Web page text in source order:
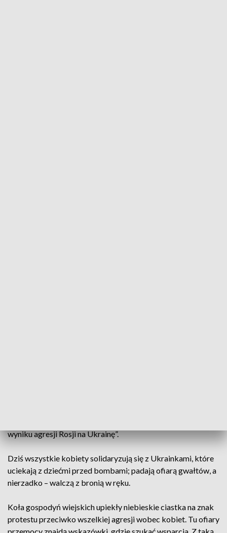
wyniku agresji Rosji na Ukrainę”.
Dziś wszystkie kobiety solidaryzują się z Ukrainkami, które
uciekają z dziećmi przed bombami; padają ofiarą gwałtów, a
nierzadko – walczą z bronią w ręku.
Koła gospodyń wiejskich upiekły niebieskie ciastka na znak
protestu przeciwko wszelkiej agresji wobec kobiet. Tu ofiary